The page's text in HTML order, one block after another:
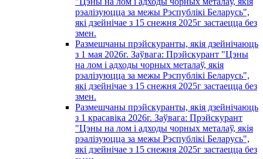
рэалізуюцца за межы Рэспублікі Беларусь",
які дзейнічае з 15 снежня 2025г застаецца без
змен.
Размешчаны прэйскуранты, якія дзейнічаюць
з 1 мая 2026г. Заўвага: Прэйскурант "Цэны
на лом і адходы чорных металаў, якія
рэалізуюцца за межы Рэспублікі Беларусь",
які дзейнічае з 15 снежня 2025г застаецца без
змен.
Размешчаны прэйскуранты, якія дзейнічаюць
з 1 красавiка 2026г. Заўвага: Прэйскурант
"Цэны на лом і адходы чорных металаў, якія
рэалізуюцца за межы Рэспублікі Беларусь",
які дзейнічае з 15 снежня 2025г застаецца без